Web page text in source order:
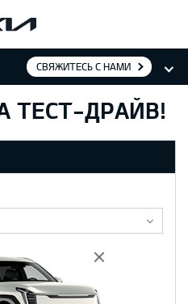
СВЯЖИТЕСЬ С НАМИ
ТЕСТ-ДРАЙВ!